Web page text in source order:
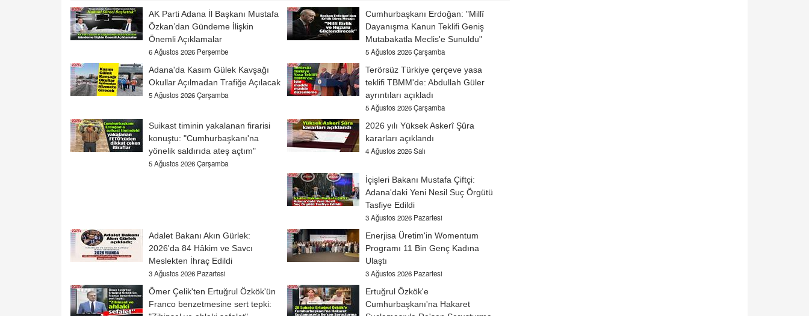
AK Parti Adana İl Başkanı Mustafa
Özkan’dan Gündeme İlişkin
Önemli Açıklamalar
6 Ağustos 2026 Perşembe
Cumhurbaşkanı Erdoğan: "Millî
Dayanışma Kanun Teklifi Geniş
Mutabakatla Meclis'e Sunuldu"
5 Ağustos 2026 Çarşamba
Adana'da Kasım Gülek Kavşağı
Okullar Açılmadan Trafiğe Açılacak
5 Ağustos 2026 Çarşamba
Terörsüz Türkiye çerçeve yasa
teklifi TBMM'de: Abdullah Güler
ayrıntıları açıkladı
5 Ağustos 2026 Çarşamba
Suikast timinin yakalanan firarisi
konuştu: "Cumhurbaşkanı'na
yönelik saldırıda ateş açtım"
5 Ağustos 2026 Çarşamba
2026 yılı Yüksek Askerî Şûra
kararları açıklandı
4 Ağustos 2026 Salı
İçişleri Bakanı Mustafa Çiftçi:
Adana'daki Yeni Nesil Suç Örgütü
Tasfiye Edildi
3 Ağustos 2026 Pazartesi
Adalet Bakanı Akın Gürlek:
2026'da 84 Hâkim ve Savcı
Meslekten İhraç Edildi
3 Ağustos 2026 Pazartesi
Enerjisa Üretim'in Womentum
Programı 11 Bin Genç Kadına
Ulaştı
3 Ağustos 2026 Pazartesi
Ömer Çelik'ten Ertuğrul Özkök'ün
Franco benzetmesine sert tepki:
Ertuğrul Özkök'e
Cumhurbaşkanı'na Hakaret